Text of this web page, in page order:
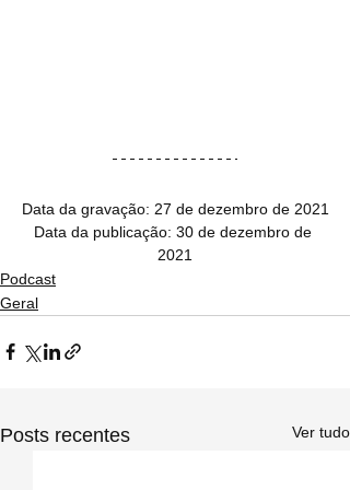
Data da gravação: 27 de dezembro de 2021
Data da publicação: 30 de dezembro de
2021
Podcast
Geral
Posts recentes Ver tudo